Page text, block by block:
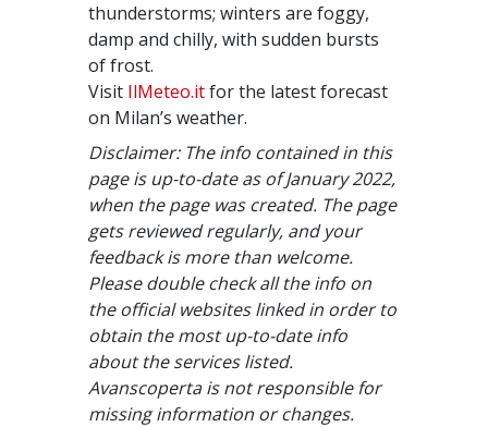
thunderstorms; winters are foggy,
damp and chilly, with sudden bursts
of frost.
Visit IlMeteo.itfor the latest forecast
on Milan’s weather.
Disclaimer: The info contained in this
page is up-to-date as of January 2022,
when the page was created. The page
gets reviewed regularly, and your
feedback is more than welcome.
Please double check all the info on
the official websites linked in order to
obtain the most up-to-date info
about the services listed.
Avanscoperta is not responsible for
missing information or changes.